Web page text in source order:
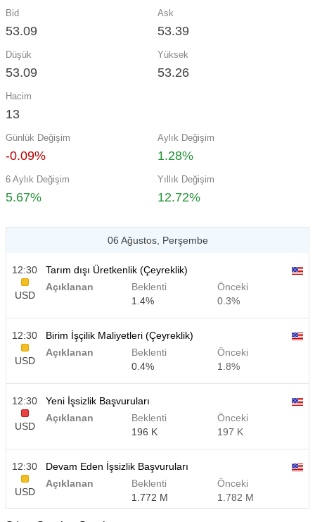
Bid
53.09
Ask
53.39
Düşük
53.09
Yüksek
53.26
Hacim
13
Günlük Değişim
-0.09%
Aylık Değişim
1.28%
6 Aylık Değişim
5.67%
Yıllık Değişim
12.72%
06 Ağustos, Perşembe
12:30
USD
Tarım dışı Üretkenlik (Çeyreklik)
Açıklanan
Beklenti
1.4%
Önceki
0.3%
12:30
USD
Birim İşçilik Maliyetleri (Çeyreklik)
Açıklanan
Beklenti
0.4%
Önceki
1.8%
12:30
USD
Yeni İşsizlik Başvuruları
Açıklanan
Beklenti
196 K
Önceki
197 K
12:30
USD
Devam Eden İşsizlik Başvuruları
Açıklanan
Beklenti
1.772 M
Önceki
1.782 M